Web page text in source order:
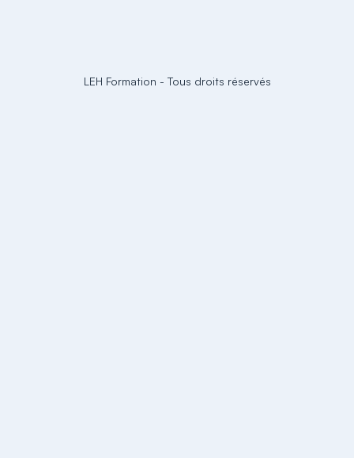
LEH Formation - Tous droits réservés